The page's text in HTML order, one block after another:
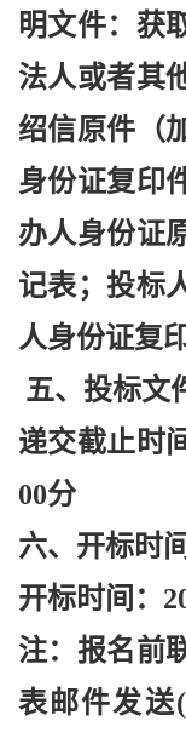
明文件：获
法人或者其
绍信原件（
身份证复印
办人身份证
记表；投标
人身份证复
五、投标文
递交截止时
00分
六、开标时间
开标时间：
注：报名前
表邮件发送